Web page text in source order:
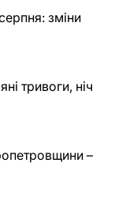
зміни
тривоги, ніч
–